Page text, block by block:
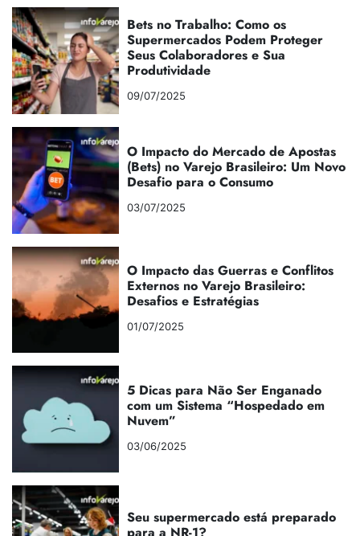
Bets no Trabalho: Como os
Supermercados Podem Proteger
Seus Colaboradores e Sua
Produtividade
09/07/2025
O Impacto do Mercado de Apostas
(Bets) no Varejo Brasileiro: Um Novo
Desafio para o Consumo
03/07/2025
O Impacto das Guerras e Conflitos
Externos no Varejo Brasileiro:
Desafios e Estratégias
01/07/2025
5 Dicas para Não Ser Enganado
com um Sistema “Hospedado em
Nuvem”
03/06/2025
Seu supermercado está preparado